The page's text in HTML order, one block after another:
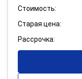
Стоимость:
Старая цена:
Рассрочка: